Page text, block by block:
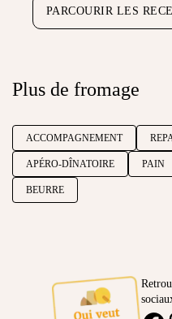
PARCOURIR LES
Plus de fromage
ACCOMPAGNEMENT
APÉRO-DÎNATOIRE PAIN
BEURRE